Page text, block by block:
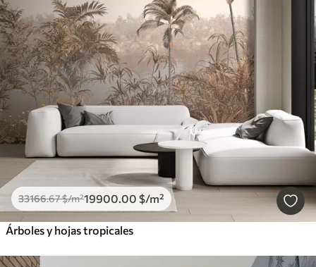
33166.67$/m²19900.00 $/m²
Árboles y hojas tropicales